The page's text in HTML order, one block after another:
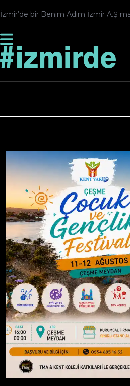
İzmir’de bir Benim Adım İzmir A.Ş